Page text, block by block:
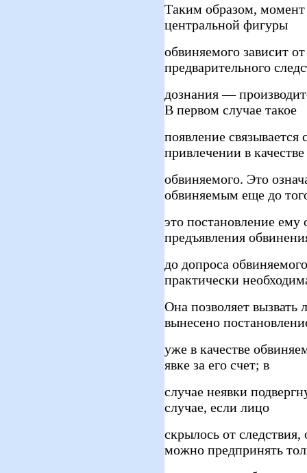
Таким образом, момент
центральной фигуры
обвиняемого зависит
предварительного
дознания —
В первом случае такое
появление
привлечении в качестве
обвиняемого. Это
обвиняемым еще до
это постановление ему
предъявления
до допроса
практически
Она позволяет вызвать
вынесено
уже в качестве
явке за его счет; в
случае неявки
случае, если лицо
скрылось от следствия,
можно предпринять